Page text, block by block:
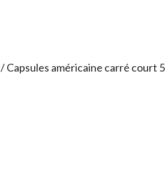
/ Capsules américaine carré court